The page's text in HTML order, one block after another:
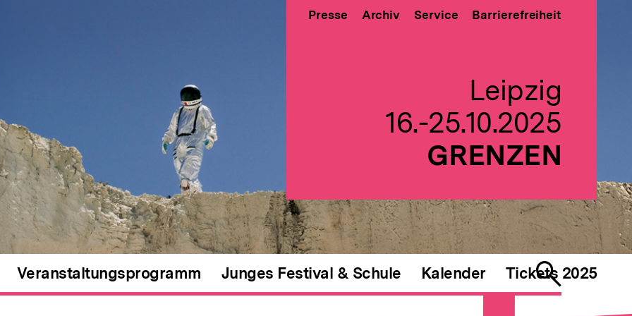
Presse Archiv Service Barrierefreiheit
Leipzig
16.-25.10.2025
GRENZEN
Veranstaltungsprogramm Junges Festival & Schule Kalender Tickets 2025
Suche